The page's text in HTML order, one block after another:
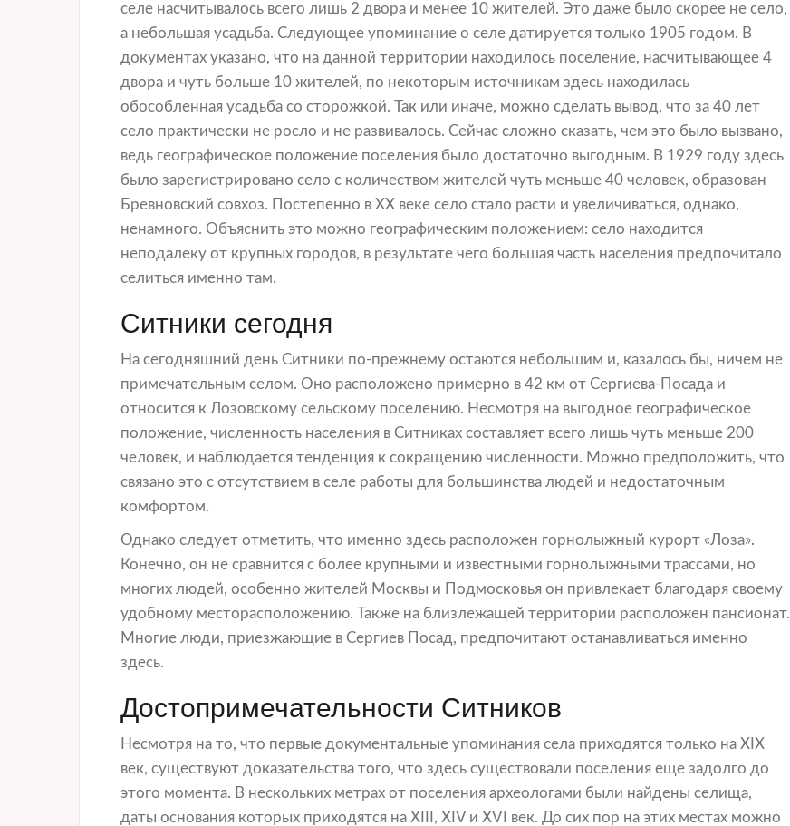
селе насчитывалось всего лишь 2 двора и менее 10 жителей. Это даже было скорее не село,
а небольшая усадьба. Следующее упоминание о селе датируется только 1905 годом. В
документах указано, что на данной территории находилось поселение, насчитывающее 4
двора и чуть больше 10 жителей, по некоторым источникам здесь находилась
обособленная усадьба со сторожкой. Так или иначе, можно сделать вывод, что за 40 лет
село практически не росло и не развивалось. Сейчас сложно сказать, чем это было вызвано,
ведь географическое положение поселения было достаточно выгодным. В 1929 году здесь
было зарегистрировано село с количеством жителей чуть меньше 40 человек, образован
Бревновский совхоз. Постепенно в XX веке село стало расти и увеличиваться, однако,
ненамного. Объяснить это можно географическим положением: село находится
неподалеку от крупных городов, в результате чего большая часть населения предпочитало
селиться именно там.
Ситники сегодня
На сегодняшний день Ситники по-прежнему остаются небольшим и, казалось бы, ничем не
примечательным селом. Оно расположено примерно в 42 км от Сергиева-Посада и
относится к Лозовскому сельскому поселению. Несмотря на выгодное географическое
положение, численность населения в Ситниках составляет всего лишь чуть меньше 200
человек, и наблюдается тенденция к сокращению численности. Можно предположить, что
связано это с отсутствием в селе работы для большинства людей и недостаточным
комфортом.
Однако следует отметить, что именно здесь расположен горнолыжный курорт «Лоза».
Конечно, он не сравнится с более крупными и известными горнолыжными трассами, но
многих людей, особенно жителей Москвы и Подмосковья он привлекает благодаря своему
удобному месторасположению. Также на близлежащей территории расположен пансионат.
Многие люди, приезжающие в Сергиев Посад, предпочитают останавливаться именно
здесь.
Достопримечательности Ситников
Несмотря на то, что первые документальные упоминания села приходятся только на XIX
век, существуют доказательства того, что здесь существовали поселения еще задолго до
этого момента. В нескольких метрах от поселения археологами были найдены селища,
даты основания которых приходятся на XIII, XIV и XVI век. До сих пор на этих местах можно